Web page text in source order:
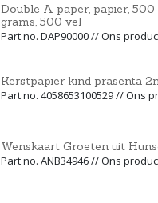
Double A paper, papier,
grams, 500 vel
Part no. DAP90000 // Ons
Kerstpapier kind prasenta
Part no. 4058653100529 // Ons
Wenskaart Groeten uit
Part no. ANB34946 // Ons